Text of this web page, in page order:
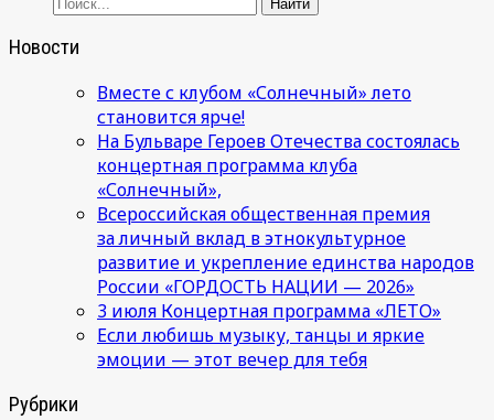
Новости
Вместе с клубом «Солнечный» лето
становится ярче!
На Бульваре Героев Отечества состоялась
концертная программа клуба
«Солнечный»,
Всероссийская общественная премия
за личный вклад в этнокультурное
развитие и укрепление единства народов
России «ГОРДОСТЬ НАЦИИ — 2026»
3 июля Концертная программа «ЛЕТО»
Если любишь музыку, танцы и яркие
эмоции — этот вечер для тебя
Рубрики